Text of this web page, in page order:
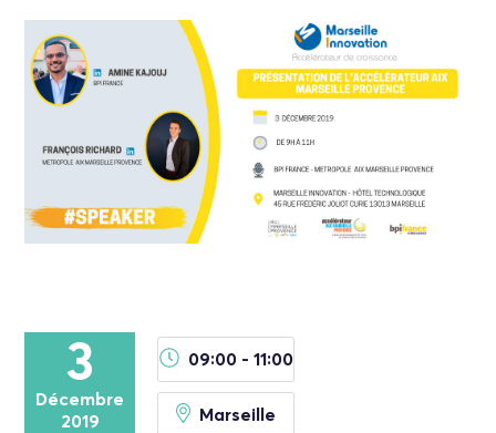
3
Décembre
2019
09:00 - 11:00
Marseille